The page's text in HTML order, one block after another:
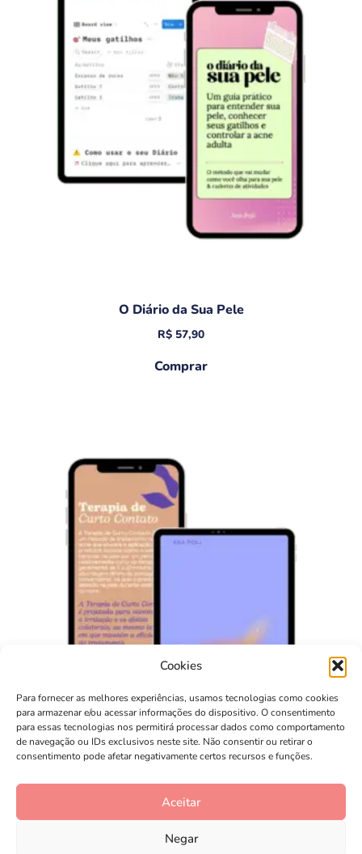
Cookies
Para fornecer as melhores experiências, usamos tecnologias como cookies
para armazenar e/ou acessar informações do dispositivo. O consentimento
para essas tecnologias nos permitirá processar dados como comportamento
de navegação ou IDs exclusivos neste site. Não consentir ou retirar o
consentimento pode afetar negativamente certos recursos e funções.
Aceitar
Negar
O Diário da Sua Pele
R$ 57,90
Comprar
Tratando a Acne com Peróxido de Benzoíla
Comprar